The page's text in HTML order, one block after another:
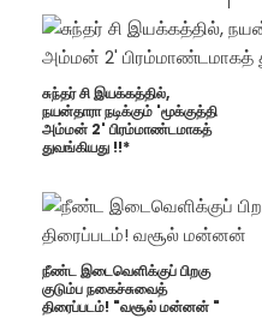
சுந்தர் சி இயக்கத்தில்,
நயன்தாரா நடிக்கும் 'மூக்குத்தி
அம்மன் 2' பிரம்மாண்டமாகத்
துவங்கியது !!*
நீண்ட இடைவெளிக்குப் பிறகு
குடும்ப நகைச்சுவைத்
திரைப்படம்! "வசூல் மன்னன் "